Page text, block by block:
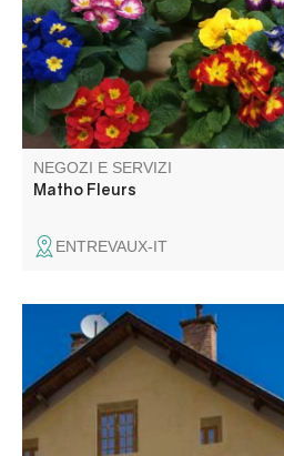
NEGOZI E SERVIZI
Matho Fleurs
ENTREVAUX-IT
Per tutte le formalità